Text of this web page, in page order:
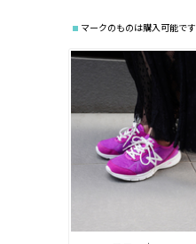
マークのものは購入可能です